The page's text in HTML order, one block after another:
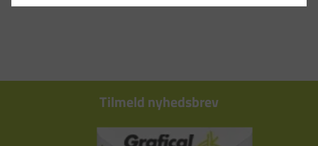
Tilmeld nyhedsbrev